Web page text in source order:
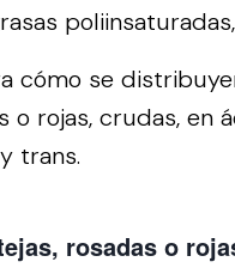
cómo se
o rojas, crudas, en
trans.